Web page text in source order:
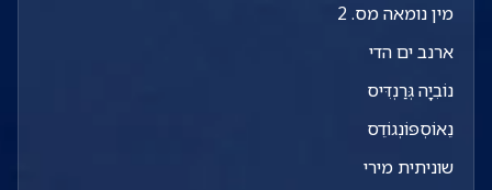
מין נומאה מס. 2
ארנב ים הדי
נוֹבִיָה גְּרַנְדִּיס
נֵאוֹסְפּוֹנְגוֹדֵס
שוניתית מירי